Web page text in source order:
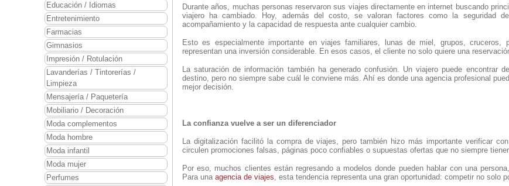
Educación / Idiomas
Entretenimiento
Farmacias
Gimnasios
Impresión / Rotulación
Lavanderías / Tintorerías /
Limpieza
Mensajería / Paquetería
Mobiliario / Decoración
Moda complementos
Moda hombre
Moda infantil
Moda mujer
Perfumes
Durante años, muchas personas reservaron sus viajes directamente en internet buscando
viajero ha cambiado. Hoy, además del costo, se valoran factores como la seguridad
acompañamiento y la capacidad de respuesta ante cualquier cambio.
Esto es especialmente importante en viajes familiares, lunas de miel, grupos, cruceros,
representan una inversión considerable. En esos casos, el cliente no solo quiere una
La saturación de información también ha generado confusión. Un viajero puede encontrar
destino, pero no siempre sabe cuál le conviene más. Ahí es donde una agencia profesional
mejor decisión.
La confianza vuelve a ser un diferenciador
La digitalización facilitó la compra de viajes, pero también hizo más importante verificar
circulen promociones falsas, páginas poco confiables o supuestas ofertas que no siempre
Por eso, muchos clientes están regresando a modelos donde pueden hablar con una
Para una agencia de viajes, esta tendencia representa una gran oportunidad: competir no solo